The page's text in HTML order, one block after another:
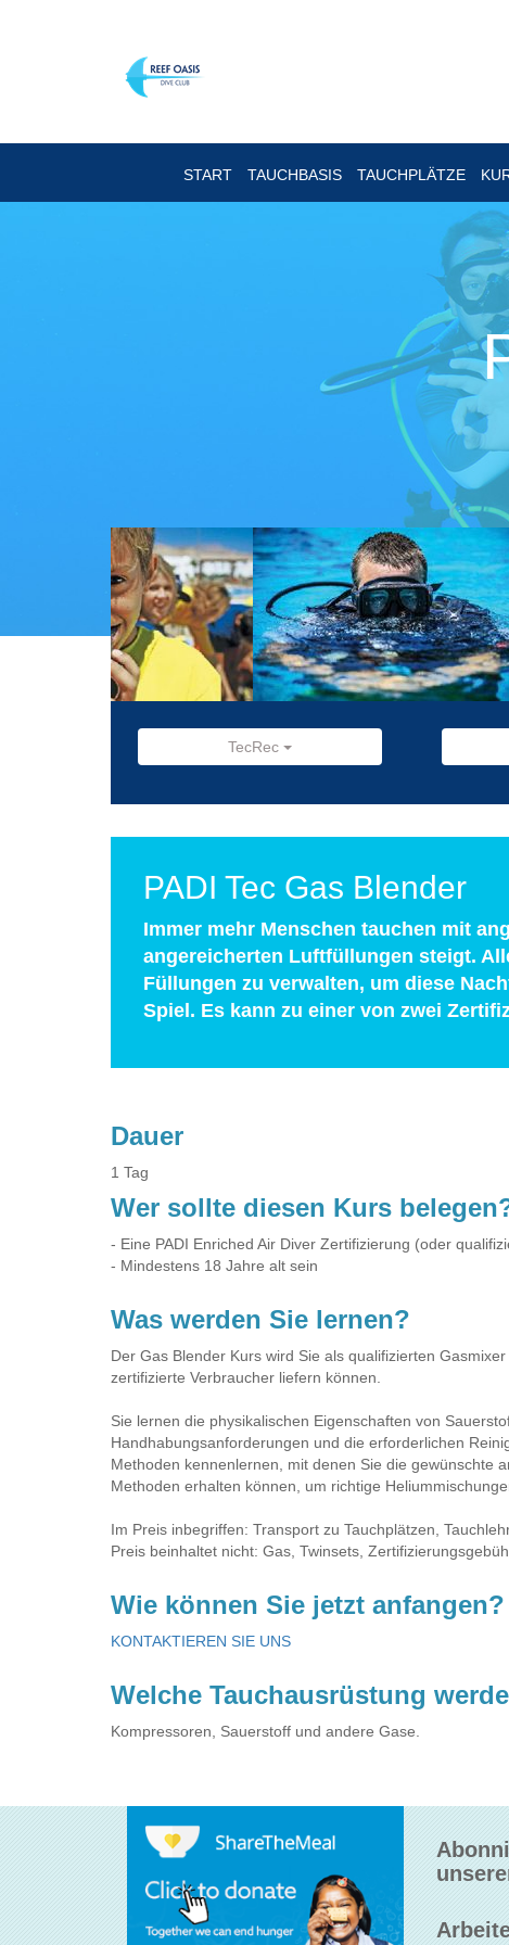
START TAUCHBASIS TAUCHPLÄTZE
TecRec
PADI Tec Gas Blender
Immer mehr Menschen tauchen mit
angereicherten Luftfüllungen steigt.
Füllungen zu verwalten, um diese
Spiel. Es kann zu einer von zwei
Dauer
1 Tag
Wer sollte diesen Kurs
- Eine PADI Enriched Air Diver Zertifizierung (oder
- Mindestens 18 Jahre alt sein
Was werden Sie lernen?
Der Gas Blender Kurs wird Sie als qualifizierten
zertifizierte Verbraucher liefern können.
Sie lernen die physikalischen Eigenschaften von
Handhabungsanforderungen und die erforderlichen
Methoden kennenlernen, mit denen Sie die gewünschte
Methoden erhalten können, um richtige
Im Preis inbegriffen: Transport zu Tauchplätzen,
Preis beinhaltet nicht: Gas, Twinsets,
Wie können Sie jetzt anfangen?
KONTAKTIEREN SIE UNS
Welche Tauchausrüstung
Kompressoren, Sauerstoff und andere Gase.